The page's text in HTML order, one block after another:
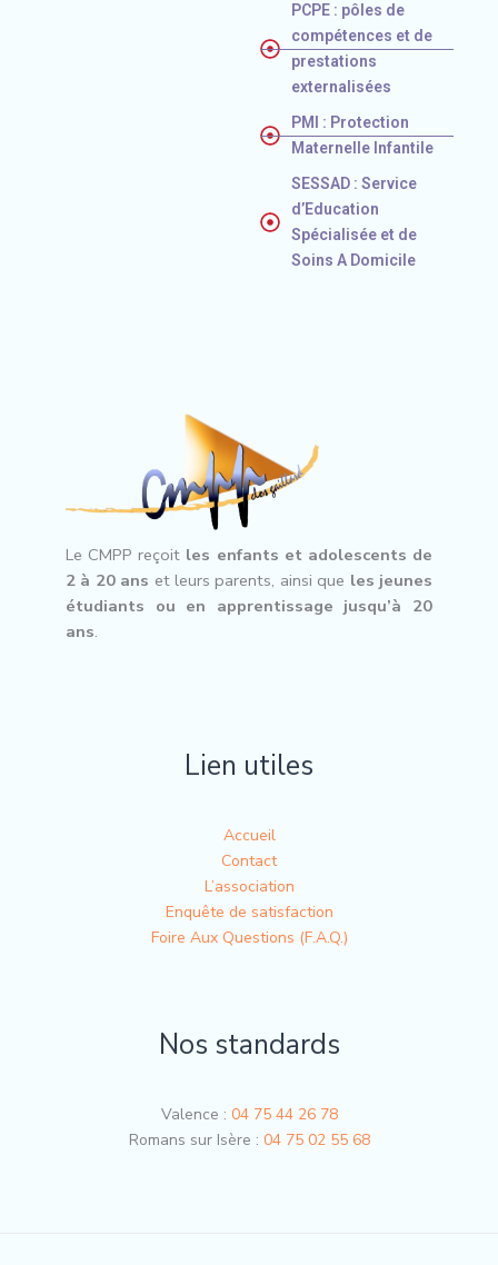
PCPE : pôles de
compétences et de
prestations
externalisées
PMI : Protection
Maternelle Infantile
SESSAD : Service
d’Education
Spécialisée et de
Soins A Domicile
Le CMPP reçoit les enfants et adolescents de
2 à 20 ans et leurs parents, ainsi que les jeunes
étudiants ou en apprentissage jusqu’à 20
ans.
Lien utiles
Accueil
Contact
L’association
Enquête de satisfaction
Foire Aux Questions (F.A.Q.)
Nos standards
Valence : 04 75 44 26 78
Romans sur Isère : 04 75 02 55 68